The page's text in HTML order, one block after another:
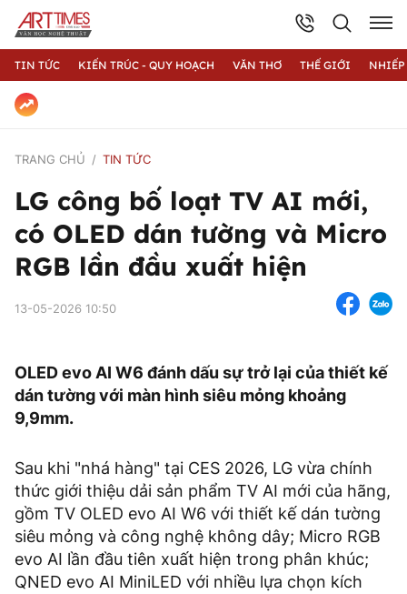
TIN TỨC KIẾN TRÚC - QUY HOẠCH VĂN THƠ THẾ GIỚI
TRANG CHỦ TIN TỨC
LG công bố loạt TV AI mới,
có OLED dán tường và Micro
RGB lần đầu xuất hiện
13-05-2026 10:50
OLED evo AI W6 đánh dấu sự trở lại của thiết kế
dán tường với màn hình siêu mỏng khoảng
9,9mm.
Sau khi "nhá hàng" tại CES 2026, LG vừa chính
thức giới thiệu dải sản phẩm TV AI mới của hãng,
gồm TV OLED evo AI W6 với thiết kế dán tường
siêu mỏng và công nghệ không dây; Micro RGB
evo AI lần đầu tiên xuất hiện trong phân khúc;
QNED evo AI MiniLED với nhiều lựa chọn kích